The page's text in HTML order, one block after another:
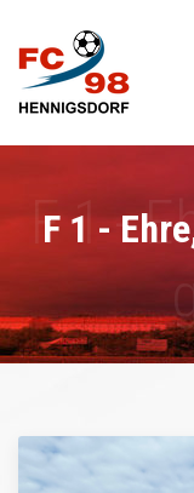
F 1 -